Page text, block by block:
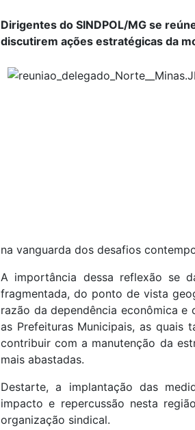
Dirigentes do SINDPOL/MG se
discutirem ações estratégicas da
na vanguarda dos desafios
A importância dessa reflexão se
fragmentada, do ponto de vista
razão da dependência econômica
as Prefeituras Municipais, as quais
contribuir com a manutenção da
mais abastadas.
Destarte, a implantação das
impacto e repercussão nesta
organização sindical.